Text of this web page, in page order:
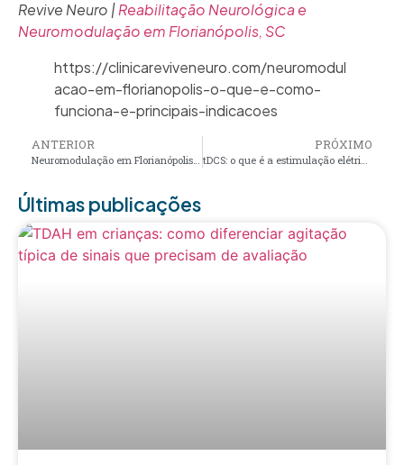
Revive Neuro |Reabilitação Neurológica e
Neuromodulação em Florianópolis, SC
https://clinicareviveneuro.com/neuromodul
acao-em-florianopolis-o-que-e-como-
funciona-e-principais-indicacoes
ANTERIOR PRÓXIMO
Últimas publicações